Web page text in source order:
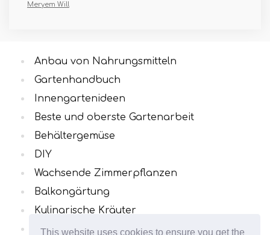
This website uses cookies to ensure you get the
Meryem Will
Anbau von Nahrungsmitteln
Gartenhandbuch
Innengartenideen
Beste und oberste Gartenarbeit
Behältergemüse
DIY
Wachsende Zimmerpflanzen
Balkongärtung
Kulinarische Kräuter
Alle Kategorien